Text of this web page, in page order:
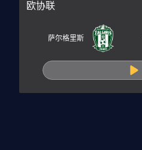
欧协联
萨尔格里斯